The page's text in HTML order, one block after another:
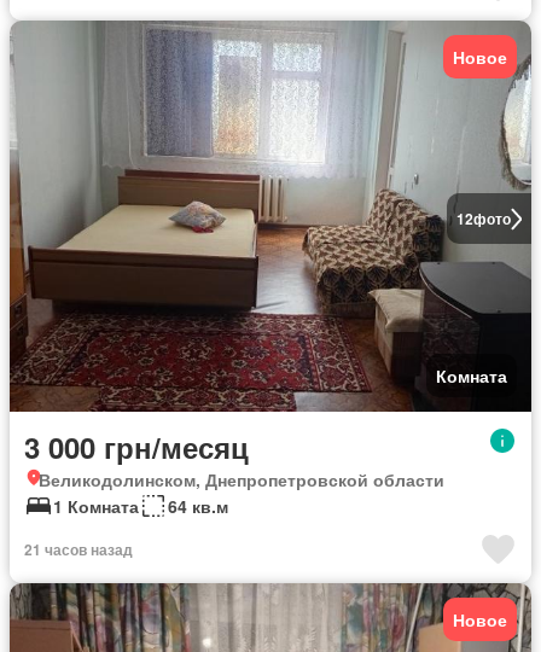
12фото
Новое
Комната
3 000 грн/месяц
Великодолинском, Днепропетровской области
1 Комната
64 кв.м
21 часов назад
Новое